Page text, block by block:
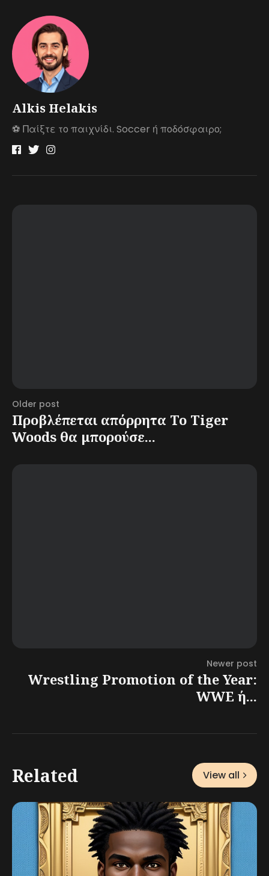
Alkis Helakis
⚽️ Παίξτε το παιχνίδι. Soccer ή ποδόσφαιρο;
Older post
Προβλέπεται απόρρητα Το Tiger
Woods θα μπορούσε...
Newer post
Wrestling Promotion of the Year:
WWE ή...
Related View all